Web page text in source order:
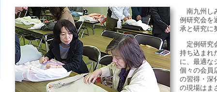
南九州し
例研究会を
承と研究に
定例研究
持ち込まれ
に、最適な
個々の会員
の習得・深
の現場はま